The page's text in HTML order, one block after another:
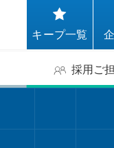
キープ一覧
採用ご